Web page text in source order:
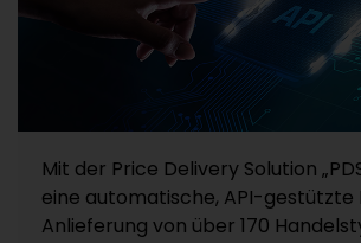
Mit der Price Delivery Solution
eine automatische, API-gestützte
Anlieferung von über 170